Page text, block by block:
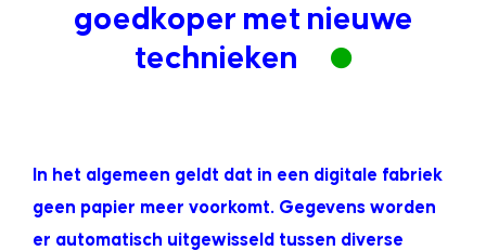
goedkoper met nieuwe
technieken
In het algemeen geldt dat in een digitale fabriek
geen papier meer voorkomt. Gegevens worden
er automatisch uitgewisseld tussen diverse